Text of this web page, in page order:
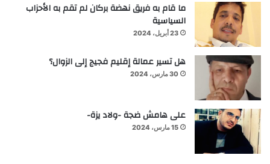
ما قام به فريق نهضة بركان لم تقم به الأحزاب
السياسية
23 أبريل، 2024
هل تسير عمالة إقليم فجيج إلى الزوال؟
30 مارس، 2024
على هامش ضجة -ولاد يزة-
15 مارس، 2024